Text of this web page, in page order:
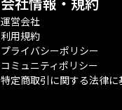
運営会社
利用規約
プライバシーポリシー
コミュニティポリシー
特定商取引に関する法律に